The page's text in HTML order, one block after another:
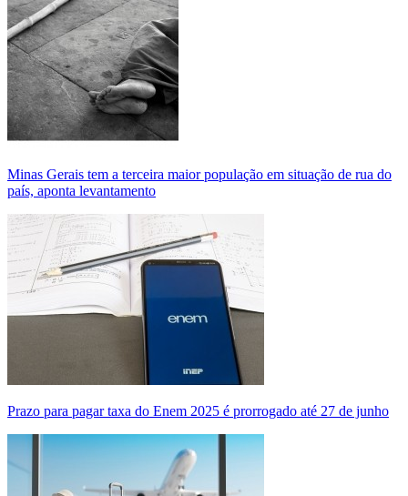
Minas Gerais tem a terceira maior população em situação de rua do
país, aponta levantamento
Prazo para pagar taxa do Enem 2025 é prorrogado até 27 de junho